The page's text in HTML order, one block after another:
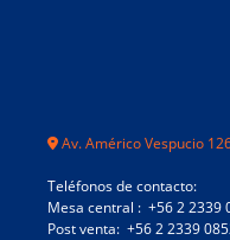
Av. Américo Vespucio
Teléfonos de contacto:
Mesa central : +56 2 2339
Post venta: +56 2 2339